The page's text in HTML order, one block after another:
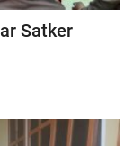
Satker